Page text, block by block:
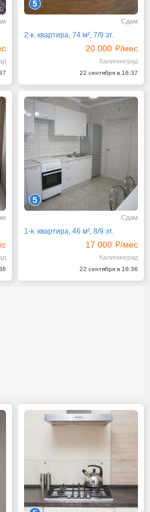
5
Сдам
2-к. квартира, 74 м², 7/9 эт.
20 000 /мес
Калининград
22 сентября в 16:37
5
Сдам
1-к. квартира, 46 м², 8/9 эт.
17 000 /мес
Калининград
22 сентября в 16:36